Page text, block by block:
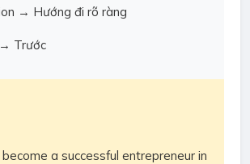
→ Hướng đi rõ ràng
Trước
become a successful entrepreneur in